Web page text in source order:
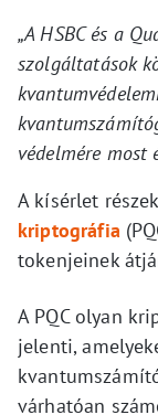
„A HSBC és a
szolgáltatások
védelmére most
A kísérlet
kriptográfia
tokenjeinek
A PQC olyan
jelenti,
várhatóan